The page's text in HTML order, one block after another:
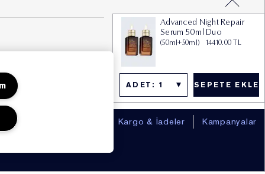
Advanced Night Repair
Serum 50ml Duo
(50ml+50ml) 14410.00 TL
ADET: 1 SEPETE EKLE
KVKK Aydınlatma Metni Kargo & İadeler Kampanyalar